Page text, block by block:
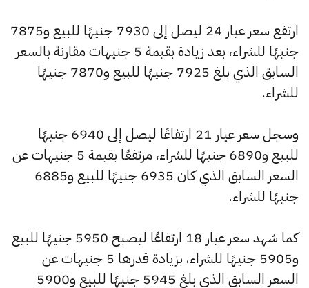
ارتفع سعر عيار 24 ليصل إلى 7930 جنيهًا للبيع و7875
جنيهًا للشراء، بعد زيادة بقيمة 5 جنيهات مقارنة بالسعر
السابق الذي بلغ 7925 جنيهًا للبيع و7870 جنيهًا
للشراء.
وسجل سعر عيار 21 ارتفاعًا ليصل إلى 6940 جنيهًا
للبيع و6890 جنيهًا للشراء، مرتفعًا بقيمة 5 جنيهات عن
السعر السابق الذي كان 6935 جنيهًا للبيع و6885
جنيهًا للشراء.
كما شهد سعر عيار 18 ارتفاعًا ليصبح 5950 جنيهًا للبيع
و5905 جنيهًا للشراء، بزيادة قدرها 5 جنيهات عن
السعر السابق الذي بلغ 5945 جنيهًا للبيع و5900